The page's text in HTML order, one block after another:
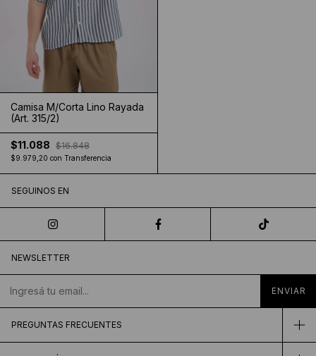
Camisa M/Corta Lino Rayada
(Art. 315/2)
$11.088 $16.848
$9.979,20 con Transferencia
SEGUINOS EN
NEWSLETTER
PREGUNTAS FRECUENTES